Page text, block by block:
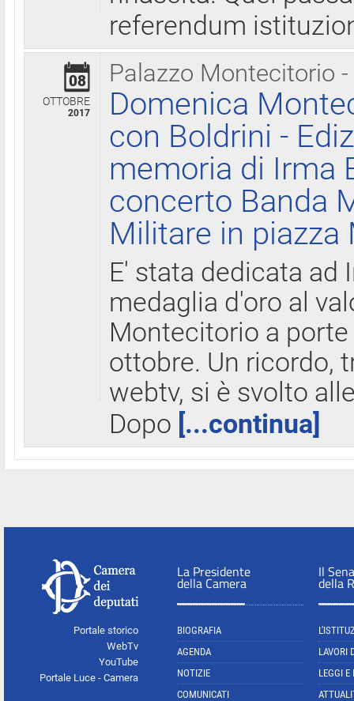
referendum
Palazzo Montecitorio
08
OTTOBRE
2017
Domenica
con Boldrini -
memoria di Irma
concerto Banda
Militare in
E' stata dedicata ad
medaglia d'oro al
Montecitorio a
ottobre. Un ricordo,
webtv, si è svolto
Dopo [...continua]
Portale storico
WebTv
YouTube
Portale Luce - Camera
La Presidente
della Camera
BIOGRAFIA
AGENDA
NOTIZIE
COMUNICATI
Il
della
LAVORI
LEGGI E